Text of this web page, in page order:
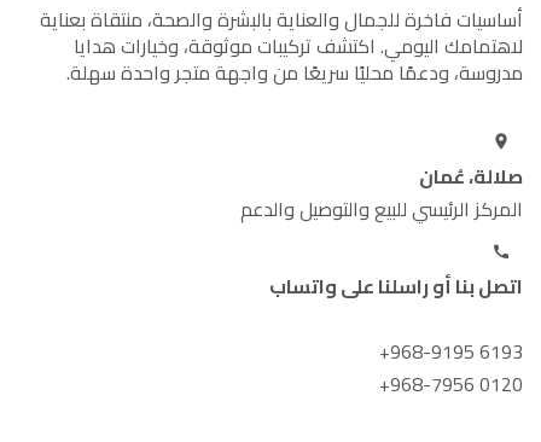
أساسيات فاخرة للجمال والعناية بالبشرة والصحة، منتقاة بعناية
لاهتمامك اليومي. اكتشف تركيبات موثوقة، وخيارات هدايا
مدروسة، ودعمًا محليًا سريعًا من واجهة متجر واحدة سهلة.
صلالة، عُمان
المركز الرئيسي للبيع والتوصيل والدعم
اتصل بنا أو راسلنا على واتساب
+968-9195 6193
+968-7956 0120